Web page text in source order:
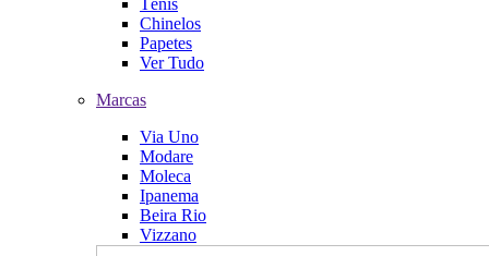
Chinelos
Papetes
Ver Tudo
Marcas
Via Uno
Modare
Moleca
Ipanema
Beira Rio
Vizzano